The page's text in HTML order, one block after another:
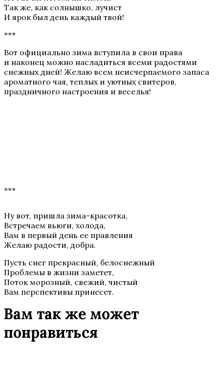
Так же, как солнышко, лучист
И ярок был день каждый твой!
***
Вот официально зима вступила в свои права
и наконец можно насладиться всеми радостями
снежных дней! Желаю всем неисчерпаемого запаса
ароматного чая, теплых и уютных свитеров,
праздничного настроения и веселья!
***
Ну вот, пришла зима-красотка,
Встречаем вьюги, холода,
Вам в первый день ее правления
Желаю радости, добра.
Пусть снег прекрасный, белоснежный
Проблемы в жизни заметет,
Поток морозный, свежий, чистый
Вам перспективы принесет.
Вам так же может
понравиться